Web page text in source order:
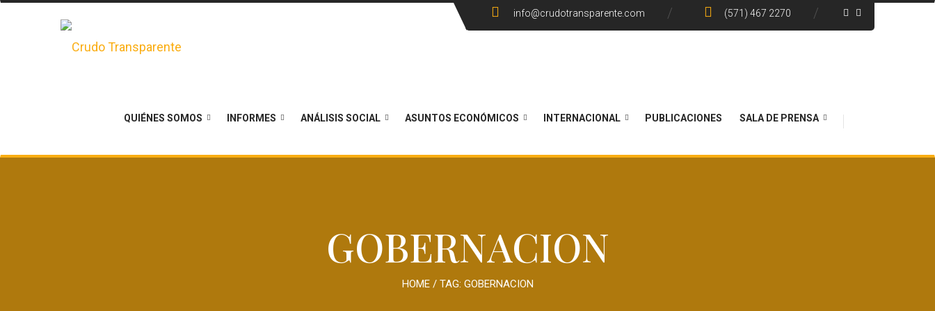
info@crudotransparente.com (571) 467 2270
QUIÉNES SOMOS INFORMES ANÁLISIS SOCIAL ASUNTOS ECONÓMICOS INTERNACIONAL PUBLICACIONES SALA DE PRENSA
GOBERNACION
HOME/ TAG: GOBERNACION